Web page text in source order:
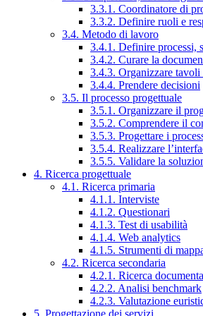
3.3.1. Coordinatore di
3.3.2. Definire ruoli e
3.4. Metodo di lavoro
3.4.1. Definire processi,
3.4.2. Curare la
3.4.3. Organizzare
3.4.4. Prendere decisioni
3.5. Il processo progettuale
3.5.1. Organizzare il
3.5.2. Comprendere il
3.5.3. Progettare i
3.5.4. Realizzare
3.5.5. Validare la
4. Ricerca progettuale
4.1. Ricerca primaria
4.1.1. Interviste
4.1.2. Questionari
4.1.3. Test di usabilità
4.1.4. Web analytics
4.1.5. Strumenti di
4.2. Ricerca secondaria
4.2.1. Ricerca
4.2.2. Analisi benchmark
4.2.3. Valutazione
5. Progettazione dei servizi